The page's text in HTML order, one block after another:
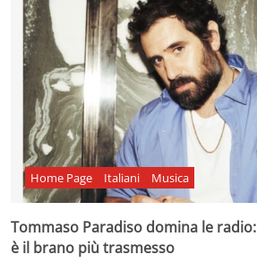
Home Page Italiani Musica
Tommaso Paradiso domina le radio:
è il brano più trasmesso